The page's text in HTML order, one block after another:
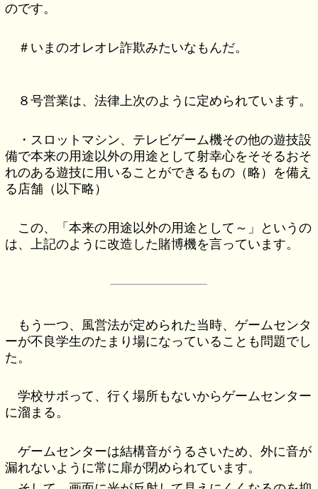
のです。
＃いまのオレオレ詐欺みたいなもんだ。
８号営業は、法律上次のように定められています。
・スロットマシン、テレビゲーム機その他の遊技設
備で本来の用途以外の用途として射幸心をそそるおそ
れのある遊技に用いることができるもの（略）を備え
る店舗（以下略）
この、「本来の用途以外の用途として～」というの
は、上記のように改造した賭博機を言っています。
もう一つ、風営法が定められた当時、ゲームセンタ
ーが不良学生のたまり場になっていることも問題でし
た。
学校サボって、行く場所もないからゲームセンター
に溜まる。
ゲームセンターは結構音がうるさいため、外に音が
漏れないように常に扉が閉められています。